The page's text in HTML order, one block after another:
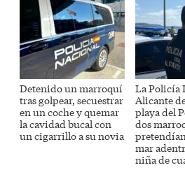
Detenido un marroquí
tras golpear, secuestrar
en un coche y quemar
la cavidad bucal con
un cigarrillo a su novia
La Policía
Alicante
playa del
dos
mar
niña de